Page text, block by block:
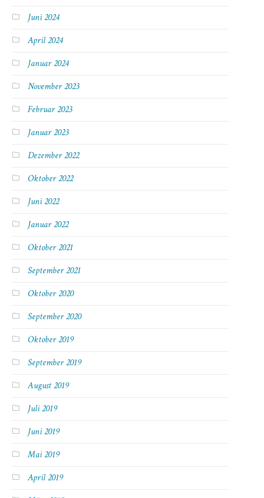
Juni 2024
April 2024
Januar 2024
November 2023
Februar 2023
Januar 2023
Dezember 2022
Oktober 2022
Juni 2022
Januar 2022
Oktober 2021
September 2021
Oktober 2020
September 2020
Oktober 2019
September 2019
August 2019
Juli 2019
Juni 2019
Mai 2019
April 2019